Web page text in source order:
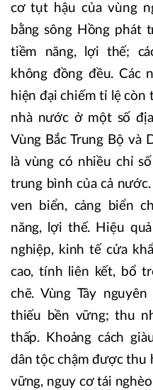
cơ tụt hậu của vùng
bằng sông Hồng phát
tiềm năng, lợi thế;
không đồng đều. Các
hiện đại chiếm tỉ lệ còn
nhà nước ở một số
Vùng Bắc Trung Bộ và
là vùng có nhiều chỉ
trung bình của cả
ven biển, cảng biển
năng, lợi thế. Hiệu
nghiệp, kinh tế cửa
cao, tính liên kết, bổ
chẽ. Vùng Tây
thiếu bền vững; thu
thấp. Khoảng cách
dân tộc chậm được thu
vững, nguy cơ tái